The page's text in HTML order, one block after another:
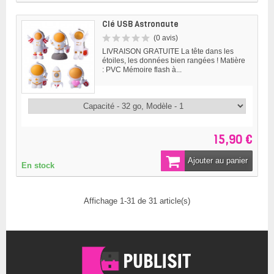
Clé USB Astronaute
(0 avis)
LIVRAISON GRATUITE La tête dans les
étoiles, les données bien rangées ! Matière
: PVC Mémoire flash à...
15,90 €
En stock
Ajouter au panier
Affichage 1-31 de 31 article(s)